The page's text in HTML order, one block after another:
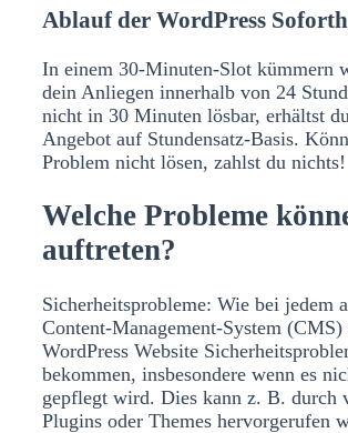
Ablauf der WordPress
In einem 30-Minuten-Slot kümmern
dein Anliegen innerhalb von 24
nicht in 30 Minuten lösbar, erhältst
Angebot auf Stundensatz-Basis.
Problem nicht lösen, zahlst du nichts!
Welche Probleme
auftreten?
Sicherheitsprobleme: Wie bei jedem
Content-Management-System (CMS)
WordPress Website
bekommen, insbesondere wenn es
gepflegt wird. Dies kann z. B. durch
Plugins oder Themes hervorgerufen